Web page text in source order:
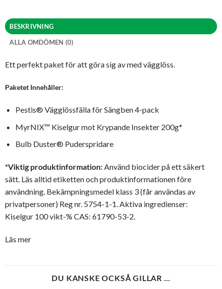
BESKRIVNING
ALLA OMDÖMEN (0)
Ett perfekt paket för att göra sig av med vägglöss.
Paketet Innehåller:
Pestis® Vägglössfälla för Sängben 4-pack
MyrNIX™ Kiselgur mot Krypande Insekter 200g*
Bulb Duster® Puderspridare
*Viktig produktinformation:Använd biocider på ett säkert
sätt. Läs alltid etiketten och produktinformationen före
användning. Bekämpningsmedel klass 3 (får användas av
privatpersoner) Reg nr. 5754-1-1. Aktiva ingredienser:
Kiselgur 100 vikt-% CAS: 61790-53-2.
Läs mer
DU KANSKE OCKSÅ GILLAR …